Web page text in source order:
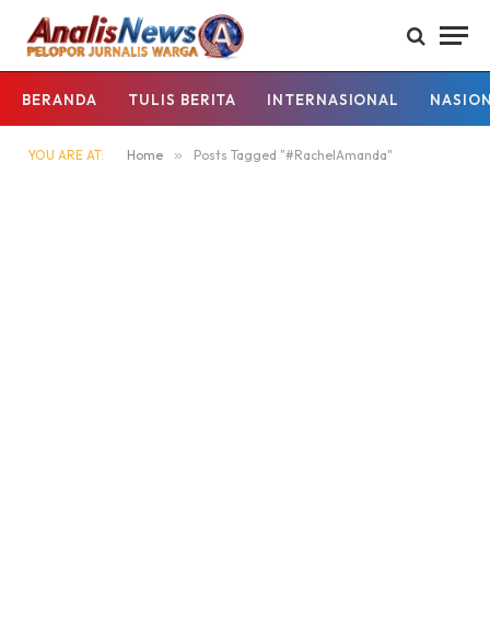
BERANDA TULIS BERITA INTERNASIONAL
YOU ARE AT: Home » Posts Tagged "#RachelAmanda"